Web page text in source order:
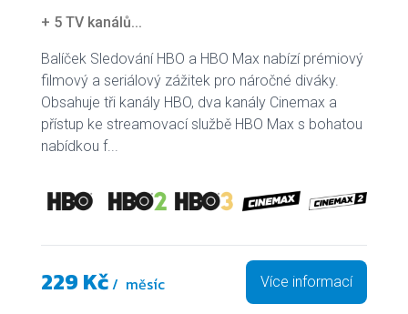
+ 5 TV kanálů...
Balíček Sledování HBO a HBO Max nabízí prémiový
filmový a seriálový zážitek pro náročné diváky.
Obsahuje tři kanály HBO, dva kanály Cinemax a
přístup ke streamovací službě HBO Max s bohatou
nabídkou f...
229 Kč/ měsíc Více informací